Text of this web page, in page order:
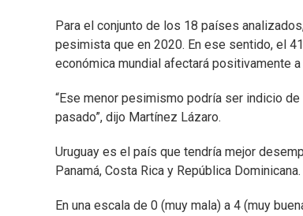
Para el conjunto de los 18 países
pesimista que en 2020. En ese sentido, el
económica mundial afectará positivamente
“Ese menor pesimismo podría ser indicio
pasado”, dijo Martínez Lázaro.
Uruguay es el país que tendría mejor
Panamá, Costa Rica y República Dominicana.
En una escala de 0 (muy mala) a 4 (muy